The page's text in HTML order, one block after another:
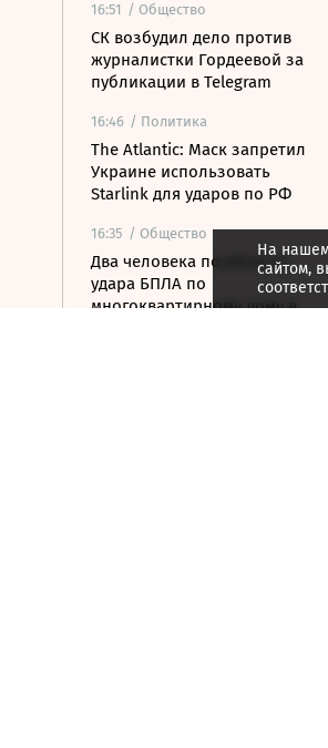
16:51 / Общество
СК возбудил дело против
журналистки Гордеевой за
публикации в Telegram
16:46 / Политика
The Atlantic: Маск запретил
Украине использовать
Starlink для ударов по РФ
16:35 / Общество
Два человека погибли от
удара БПЛА по
многоквартирному дому в
На
сайтом,